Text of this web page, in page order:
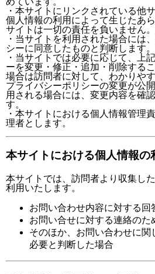
・本サイトにリンクされている他
個人情報の利用によって生じたあ
サイトは一切の責任を負いません。
・当サイトを利用された場合には
シーに同意したものと判断します。
・当サイトでは必要に応じて、上
ーを変更・修正・追加・削除する
場合は訪問者に対して、わかりや
プライバシーポリシーの変更が公
用される場合には、変更内容を確
す。
・本サイトにおける個人情報管理
理者とします。
本サイトにおける個人情報の
本サイトでは、訪問者より収集し
利用いたします。
お問い合わせ内容に対する回
お問い合せに対する連絡のた
そのほか、お問い合わせに
必要と判断した場合